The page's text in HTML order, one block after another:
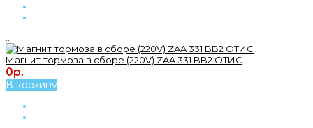
Магнит тормоза в сборе (220V) ZAA 331 BB2 ОТИС
0р.
В корзину